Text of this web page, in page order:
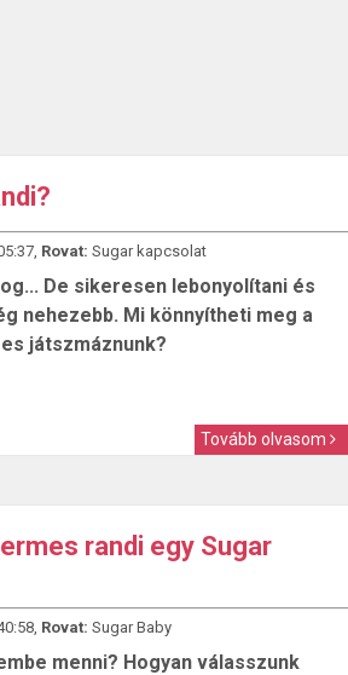
Rovat: Sugar kapcsolat
De sikeresen lebonyolítani és
nehezebb. Mi könnyítheti meg a
játszmáznunk?
Tovább olvasom
randi egy Sugar
Rovat: Sugar Baby
menni? Hogyan válasszunk